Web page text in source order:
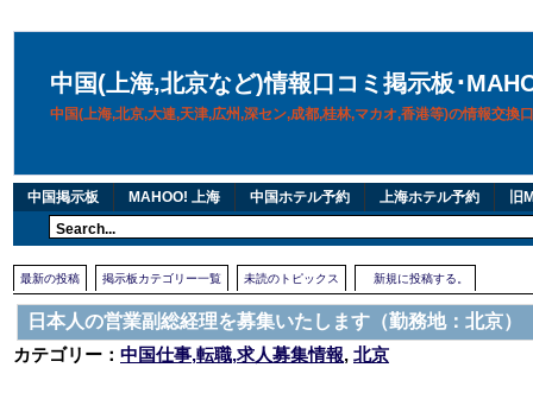
中国(上海,北京など)情報口コミ掲示板･
中国(上海,北京,大連,天津,広州,深セン,成都,桂林,マカオ,香港等)の情報交換
中国掲示板 MAHOO! 上海 中国ホテル予約 上海ホテル予約 旧
最新の投稿 掲示板カテゴリー一覧 未読のトピックス 新規に投稿する。
日本人の営業副総経理を募集いたします（勤務地：北京）
カテゴリー： 中国仕事,転職,求人募集情報, 北京